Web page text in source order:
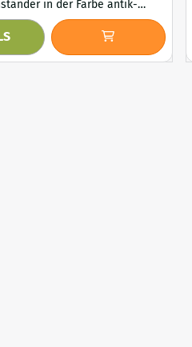
in der Farbe antik-
verarbeitet und schön
an einem gemütlichen